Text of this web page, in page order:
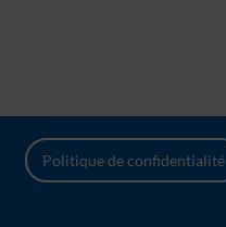
Politique de confidentialité